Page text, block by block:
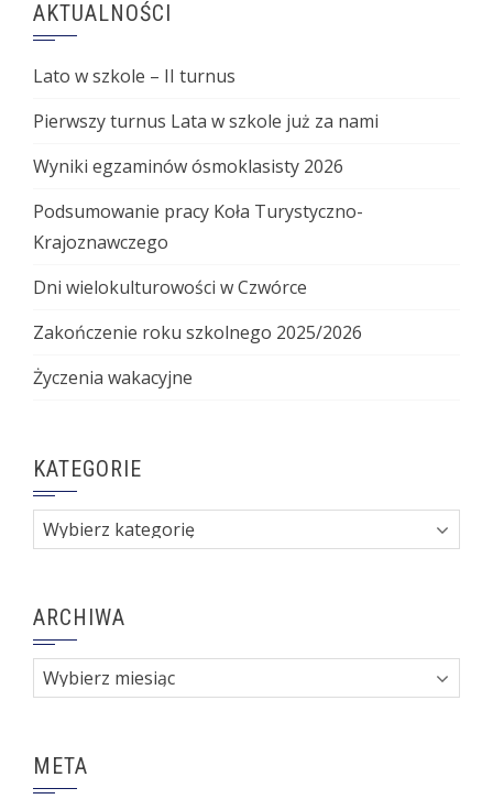
AKTUALNOŚCI
Lato w szkole – II turnus
Pierwszy turnus Lata w szkole już za nami
Wyniki egzaminów ósmoklasisty 2026
Podsumowanie pracy Koła Turystyczno-
Krajoznawczego
Dni wielokulturowości w Czwórce
Zakończenie roku szkolnego 2025/2026
Życzenia wakacyjne
KATEGORIE
Kategorie
ARCHIWA
Archiwa
META